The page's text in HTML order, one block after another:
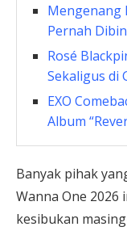
Mengenang
Pernah
Rosé
Sekaligus di
EXO
Album
Banyak pihak
Wanna One
kesibukan